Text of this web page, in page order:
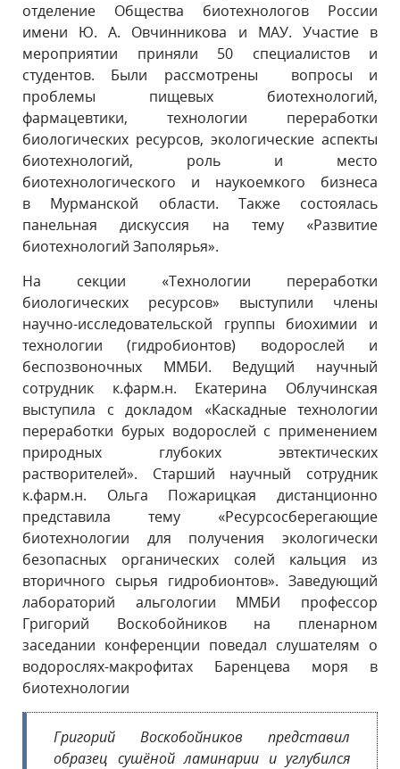
отделение Общества биотехнологов России
имени Ю. А. Овчинникова и МАУ. Участие в
мероприятии приняли 50 специалистов и
студентов. Были рассмотрены вопросы и
проблемы пищевых биотехнологий,
фармацевтики, технологии переработки
биологических ресурсов, экологические аспекты
биотехнологий, роль и место
биотехнологического и наукоемкого бизнеса
в Мурманской области. Также состоялась
панельная дискуссия на тему «Развитие
биотехнологий Заполярья».
На секции «Технологии переработки
биологических ресурсов» выступили члены
научно-исследовательской группы биохимии и
технологии (гидробионтов) водорослей и
беспозвоночных ММБИ. Ведущий научный
сотрудник к.фарм.н. Екатерина Облучинская
выступила с докладом «Каскадные технологии
переработки бурых водорослей с применением
природных глубоких эвтектических
растворителей». Старший научный сотрудник
к.фарм.н. Ольга Пожарицкая дистанционно
представила тему «Ресурсосберегающие
биотехнологии для получения экологически
безопасных органических солей кальция из
вторичного сырья гидробионтов». Заведующий
лабораторий альгологии ММБИ профессор
Григорий Воскобойников на пленарном
заседании конференции поведал слушателям о
водорослях-макрофитах Баренцева моря в
биотехнологии
Григорий Воскобойников представил
образец сушёной ламинарии и углубился